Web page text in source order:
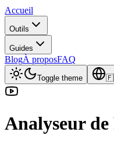
Accueil
Outils
Guides
BlogÀ proposFAQ
Toggle theme
Analyseur de